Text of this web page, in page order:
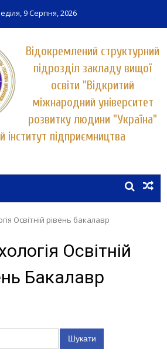
9 Серпня, 2026
Відокремлений структурний
підрозділ закладу вищої
освіти "Відкритий
міжнародний університет
розвитку людини "Україна"
інститут підприємництва
УНІВЕРСИТЕТУ "УКРАЇНА"
Освітній рівень бакалавр
Освітній
Бакалавр